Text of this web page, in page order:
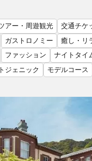
アー・周遊観光
交通チケ
ガストロノミー
癒し・リ
ファッション
ナイトタイ
ジェニック モデルコース